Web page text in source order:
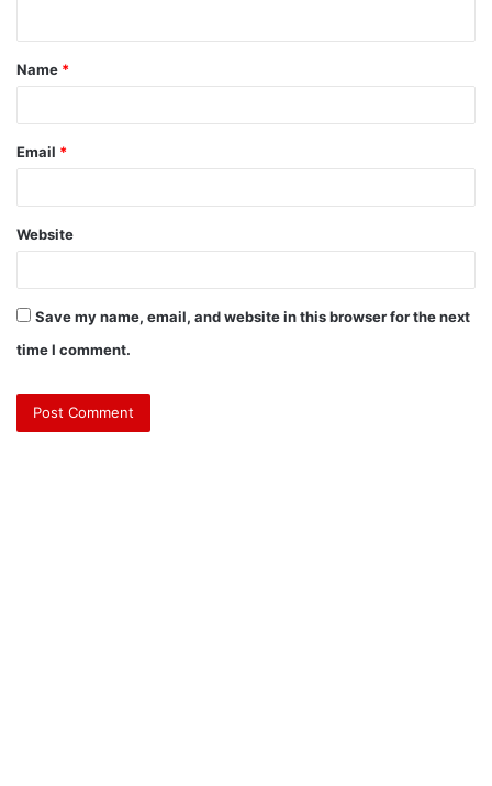
Name *
Email *
Website
Save my name, email, and website in this browser for the next
time I comment.